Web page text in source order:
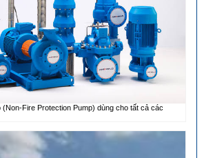
(Non-Fire Protection Pump) dùng cho tất cả các